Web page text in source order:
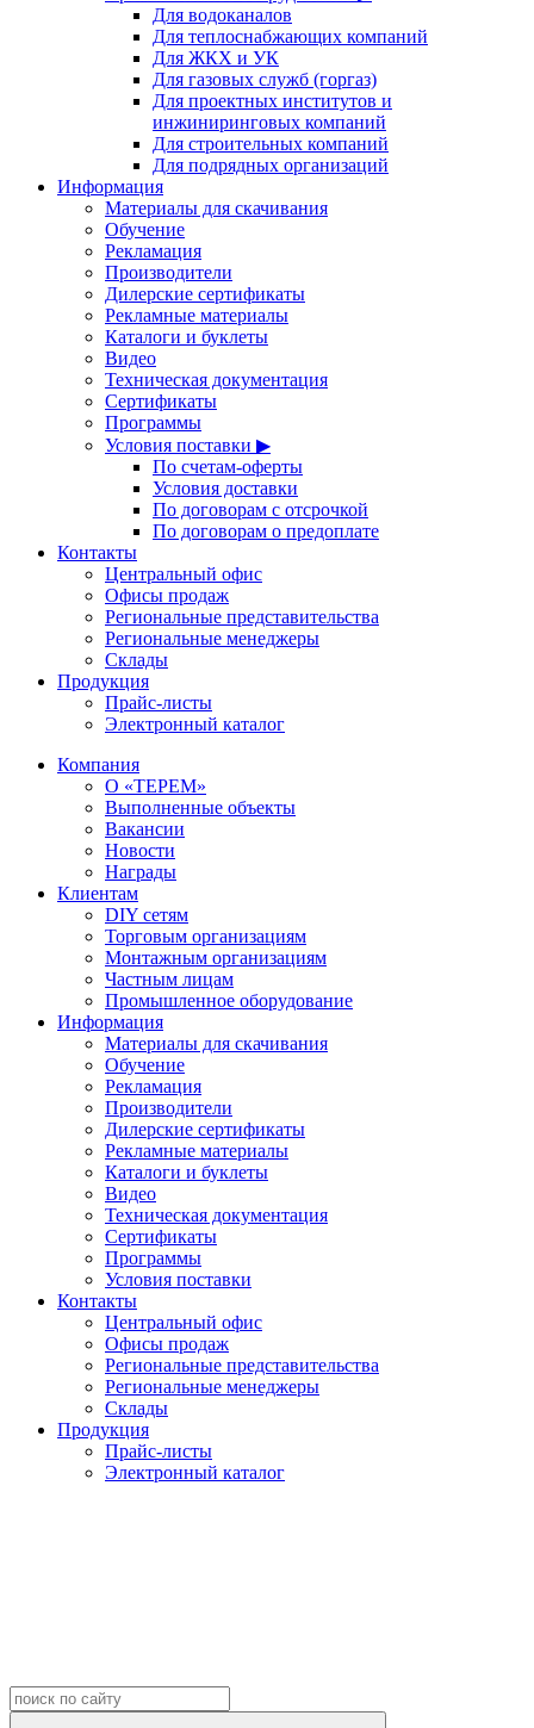
Для водоканалов
Для теплоснабжающих компаний
Для ЖКХ и УК
Для газовых служб (горгаз)
Для проектных институтов и
инжиниринговых компаний
Для строительных компаний
Для подрядных организаций
Информация
Материалы для скачивания
Обучение
Рекламация
Производители
Дилерские сертификаты
Рекламные материалы
Каталоги и буклеты
Видео
Техническая документация
Сертификаты
Программы
Условия поставки ▶
По счетам-оферты
Условия доставки
По договорам с отсрочкой
По договорам о предоплате
Контакты
Центральный офис
Офисы продаж
Региональные представительства
Региональные менеджеры
Склады
Продукция
Прайс-листы
Электронный каталог
Компания
О «ТЕРЕМ»
Выполненные объекты
Вакансии
Новости
Награды
Клиентам
DIY сетям
Торговым организациям
Монтажным организациям
Частным лицам
Промышленное оборудование
Информация
Материалы для скачивания
Обучение
Рекламация
Производители
Дилерские сертификаты
Рекламные материалы
Каталоги и буклеты
Видео
Техническая документация
Сертификаты
Программы
Условия поставки
Контакты
Центральный офис
Офисы продаж
Региональные представительства
Региональные менеджеры
Склады
Продукция
Прайс-листы
Электронный каталог